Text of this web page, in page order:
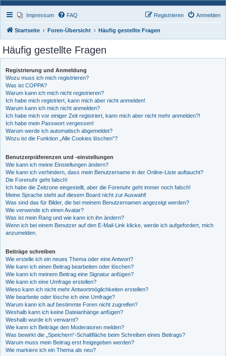
Impressum FAQ Anmelden
Registrieren
Startseite Foren-Übersicht Häufig gestellte Fragen
Häufig gestellte Fragen
Registrierung und Anmeldung
Wozu muss ich mich registrieren?
Was ist COPPA?
Warum kann ich mich nicht registrieren?
Ich habe mich registriert, kann mich aber nicht anmelden!
Warum kann ich mich nicht anmelden?
Ich habe mich vor einiger Zeit registriert, kann mich aber nicht mehr anmelden?!
Ich habe mein Passwort vergessen!
Warum werde ich automatisch abgemeldet?
Wozu ist die Funktion „Alle Cookies löschen“?
Benutzerpräferenzen und -einstellungen
Wie kann ich meine Einstellungen ändern?
Wie kann ich verhindern, dass mein Benutzername in der Online-Liste auftaucht?
Die Forenuhr geht falsch!
Ich habe die Zeitzone eingestellt, aber die Forenuhr geht immer noch falsch!
Meine Sprache steht auf diesem Board nicht zur Auswahl!
Was sind das für Bilder, die bei meinem Benutzernamen angezeigt werden?
Wie verwende ich einen Avatar?
Was ist mein Rang und wie kann ich ihn ändern?
Wenn ich bei einem Benutzer auf den E-Mail-Link klicke, werde ich aufgefordert, mich
anzumelden.
Beiträge schreiben
Wie erstelle ich ein neues Thema oder eine Antwort?
Wie kann ich einen Beitrag bearbeiten oder löschen?
Wie kann ich meinem Beitrag eine Signatur anfügen?
Wie kann ich eine Umfrage erstellen?
Wieso kann ich nicht mehr Antwortmöglichkeiten erstellen?
Wie bearbeite oder lösche ich eine Umfrage?
Warum kann ich auf bestimmte Foren nicht zugreifen?
Weshalb kann ich keine Dateianhänge anfügen?
Weshalb wurde ich verwarnt?
Wie kann ich Beiträge den Moderatoren melden?
Was bewirkt die „Speichern“-Schaltfläche beim Schreiben eines Beitrags?
Warum muss mein Beitrag erst freigegeben werden?
Wie markiere ich ein Thema als neu?